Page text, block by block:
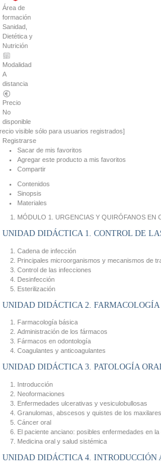
Área de
formación
Sanidad,
Dietética y
Nutrición
Modalidad
A
distancia
Precio
No
disponible
visible sólo para usuarios registrados]
Registrarse
Sacar de mis favoritos
Agregar este producto a mis favoritos
Compartir
Contenidos
Sinopsis
Materiales
MÓDULO 1. URGENCIAS Y QUIRÓFANOS EN
UNIDAD DIDÁCTICA 1. CONTROL DE
Cadena de infección
Principales microorganismos y mecanismos de
Control de las infecciones
Desinfección
Esterilización
UNIDAD DIDÁCTICA 2.
Farmacología básica
Administración de los fármacos
Fármacos en odontología
Coagulantes y anticoagulantes
UNIDAD DIDÁCTICA 3. PATOLOGÍA
Introducción
Neoformaciones
Enfermedades ulcerativas y vesiculobullosas
Granulomas, abscesos y quistes de los maxilares
Cáncer oral
El paciente anciano: posibles enfermedades en
Medicina oral y salud sistémica
UNIDAD DIDÁCTICA 4.